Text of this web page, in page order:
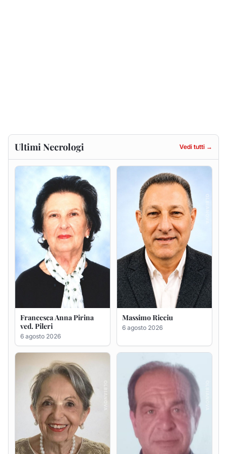
Francesca Anna Pirina
ved. Pileri
6 agosto 2026
Massimo Ricciu
6 agosto 2026
Maria Teresa Floris ved.
6 agosto 2026
Renzo Murrai
5 agosto 2026